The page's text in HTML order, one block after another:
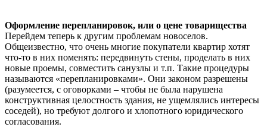
Оформление перепланировок, или о цене товарищества
Перейдем теперь к другим проблемам новоселов.
Общеизвестно, что очень многие покупатели квартир хотят
что-то в них поменять: передвинуть стены, проделать в них
новые проемы, совместить санузлы и т.п. Такие процедуры
называются «перепланировками». Они законом разрешены
(разумеется, с оговорками – чтобы не была нарушена
конструктивная целостность здания, не ущемлялись интересы
соседей), но требуют долгого и хлопотного юридического
согласования.